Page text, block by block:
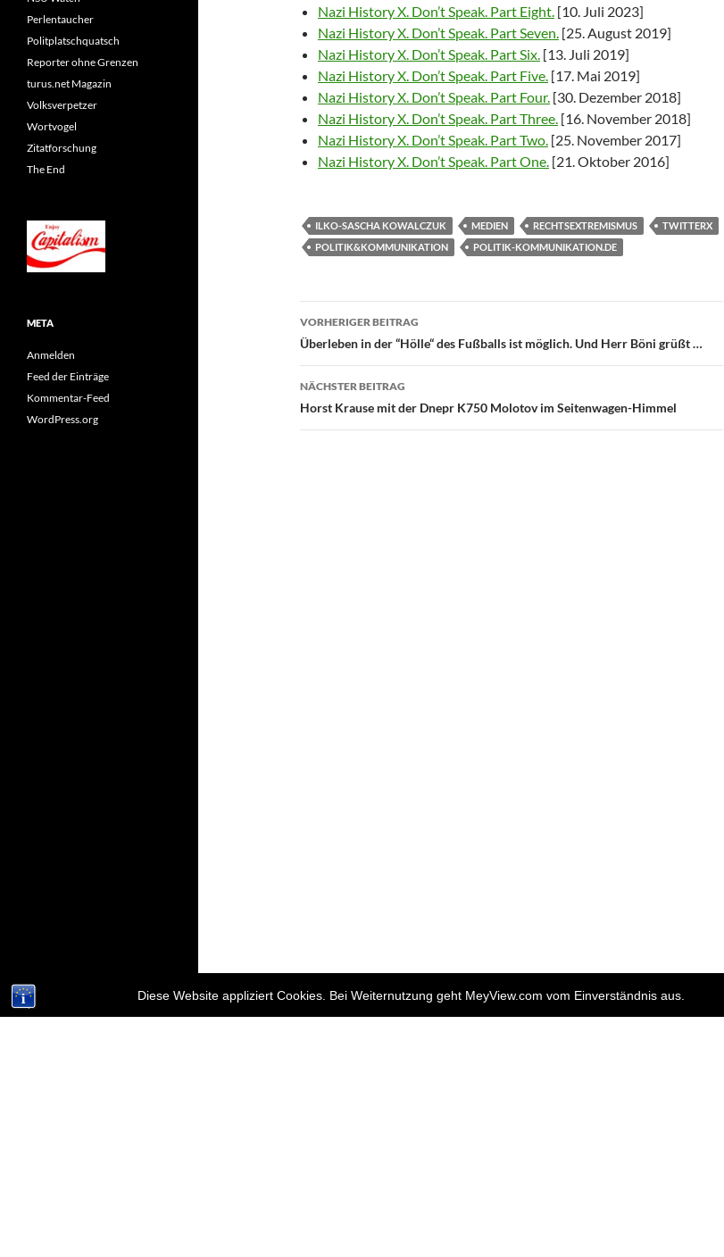
Diese Website appliziert Cookies. Bei Weiternutzung geht MeyView.com vom Einverständnis aus.
Nazi History X. Don’t Speak. Part Eight. [10. Juli 2023]
Nazi History X. Don’t Speak. Part Seven. [25. August 2019]
Nazi History X. Don’t Speak. Part Six. [13. Juli 2019]
Nazi History X. Don’t Speak. Part Five. [17. Mai 2019]
Nazi History X. Don’t Speak. Part Four. [30. Dezember 2018]
Nazi History X. Don’t Speak. Part Three. [16. November 2018]
Nazi History X. Don’t Speak. Part Two. [25. November 2017]
Nazi History X. Don’t Speak. Part One. [21. Oktober 2016]
ILKO-SASCHA KOWALCZUK MEDIEN RECHTSEXTREMISMUS
TWITTERX
POLITIK&KOMMUNIKATION
POLITIK-KOMMUNIKATION.DE
Beitragsnavigation
VORHERIGER BEITRAG
Überleben in der “Hölle“ des Fußballs ist möglich. Und Herr Böni grüßt …
NÄCHSTER BEITRAG
Horst Krause mit der Dnepr K750 Molotov im Seitenwagen-Himmel
Perlentaucher
Politplatschquatsch
Reporter ohne Grenzen
turus.net Magazin
Volksverpetzer
Wortvogel
Zitatforschung
The End
META
Anmelden
Feed der Einträge
Kommentar-Feed
WordPress.org